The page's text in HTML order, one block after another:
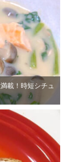
載！時短シチュ